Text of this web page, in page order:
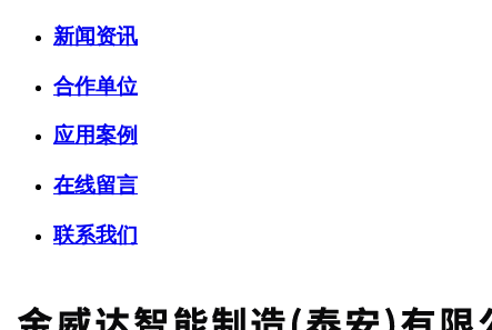
新闻资讯
合作单位
应用案例
在线留言
联系我们